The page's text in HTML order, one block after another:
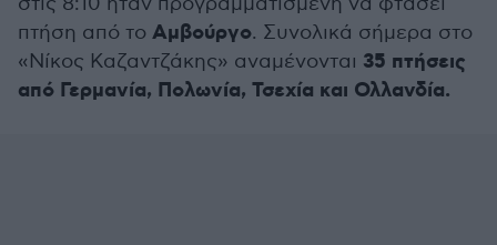
πτήση από το Αμβούργο. Συνολικά σήμερα στο
«Νίκος Καζαντζάκης» αναμένονται 35 πτήσεις
από Γερμανία, Πολωνία, Τσεχία και Ολλανδία.